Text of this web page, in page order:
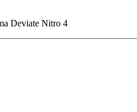
Deviate Nitro 4